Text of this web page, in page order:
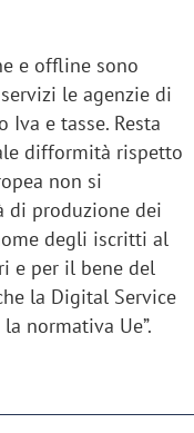
e offline sono
le agenzie di
e tasse. Resta
difformità rispetto
non si
di produzione dei
degli iscritti al
e per il bene del
la Digital Service
normativa Ue”.